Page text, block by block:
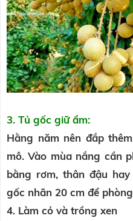
3. Tủ gốc giữ ẩm:
Hằng năm nên đắp
mô. Vào mùa nắng cần
bằng rơm, thân đậu
gốc nhãn 20 cm để
4. Làm cỏ và trồng xen